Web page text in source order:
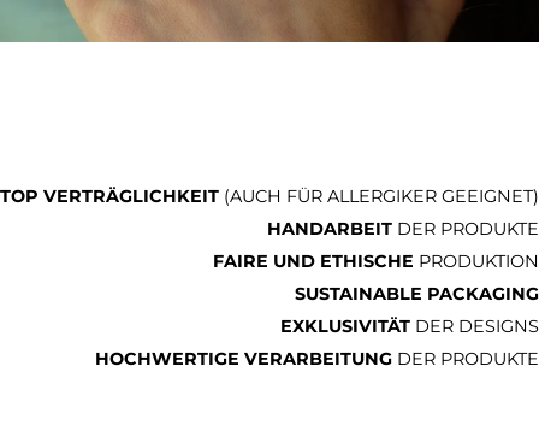
TOP VERTRÄGLICHKEIT (AUCH FÜR ALLERGIKER GEEIGNET)
HANDARBEIT DER PRODUKTE
FAIRE UND ETHISCHE PRODUKTION
SUSTAINABLE PACKAGING
EXKLUSIVITÄT DER DESIGNS
HOCHWERTIGE VERARBEITUNG DER PRODUKTE